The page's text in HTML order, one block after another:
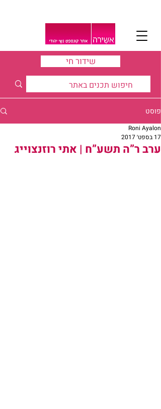
שידור חי
פוסט
ערב ר”ה תשע”ח | אתי רוזנצוייג
Roni Ayalon
17 בספט׳ 2017